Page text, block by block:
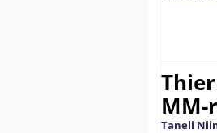
MM-
Taneli